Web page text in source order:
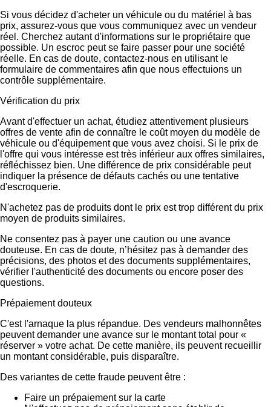
Si vous décidez d'acheter un véhicule ou du matériel à bas
prix, assurez-vous que vous communiquez avec un vendeur
réel. Cherchez autant d'informations sur le propriétaire que
possible. Un escroc peut se faire passer pour une société
réelle. En cas de doute, contactez-nous en utilisant le
formulaire de commentaires afin que nous effectuions un
contrôle supplémentaire.
Vérification du prix
Avant d'effectuer un achat, étudiez attentivement plusieurs
offres de vente afin de connaître le coût moyen du modèle de
véhicule ou d'équipement que vous avez choisi. Si le prix de
l'offre qui vous intéresse est très inférieur aux offres similaires,
réfléchissez bien. Une différence de prix considérable peut
indiquer la présence de défauts cachés ou une tentative
d'escroquerie.
N'achetez pas de produits dont le prix est trop différent du prix
moyen de produits similaires.
Ne consentez pas à payer une caution ou une avance
douteuse. En cas de doute, n’hésitez pas à demander des
précisions, des photos et des documents supplémentaires,
vérifier l'authenticité des documents ou encore poser des
questions.
Prépaiement douteux
C'est l'arnaque la plus répandue. Des vendeurs malhonnêtes
peuvent demander une avance sur le montant total pour «
réserver » votre achat. De cette manière, ils peuvent recueillir
un montant considérable, puis disparaître.
Des variantes de cette fraude peuvent être :
Faire un prépaiement sur la carte